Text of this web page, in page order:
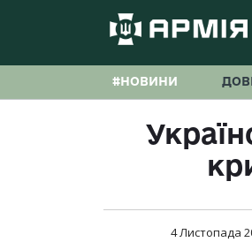
#НОВИНИ
4 Листопада